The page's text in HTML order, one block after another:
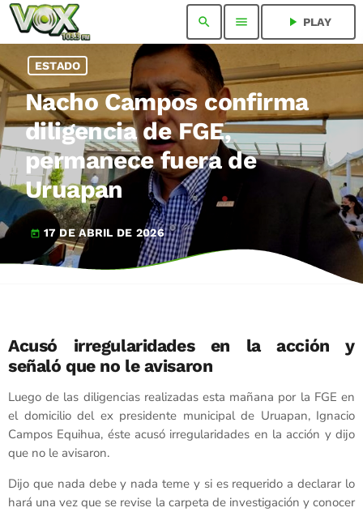
search menu play_arrow PLAY
ESTADO
Nacho Campos confirma
diligencia de FGE,
permanece fuera de
Uruapan
today 17 DE ABRIL DE 2026
Acusó irregularidades en la acción y
señaló que no le avisaron
Luego de las diligencias realizadas esta mañana por la FGE en
el domicilio del ex presidente municipal de Uruapan, Ignacio
Campos Equihua, éste acusó irregularidades en la acción y dijo
que no le avisaron.
Dijo que nada debe y nada teme y si es requerido a declarar lo
hará una vez que se revise la carpeta de investigación y conocer